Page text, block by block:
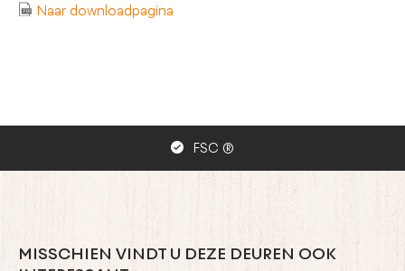
Naar downloadpagina
FSC ®
MISSCHIEN VINDT U DEZE DEUREN OOK